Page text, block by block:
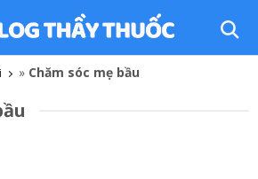
» Chăm sóc mẹ bầu